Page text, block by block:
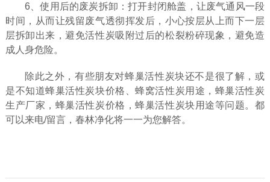
6、使用后的废炭拆卸：打开封闭舱盖，让废气通风一段
时间，从而让残留废气透彻挥发后，小心按层从上而下一层
层拆卸出来，避免活性炭吸附过后的松裂粉碎现象，避免造
成人身危险。
除此之外，有些朋友对蜂巢活性炭块还不是很了解，或
是不知道蜂巢活性炭块价格、蜂窝活性炭用途，蜂巢活性炭
生产厂家，蜂巢活性炭价格，蜂巢活性炭块用途等问题。都
可以来电/留言，春林净化将一一为您解答。